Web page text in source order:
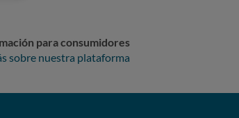
para consumidores
sobre nuestra plataforma